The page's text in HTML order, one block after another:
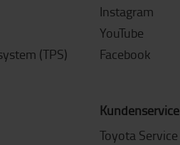
(TPS)
Instagram
YouTube
Facebook
Kundenservice
Toyota Service